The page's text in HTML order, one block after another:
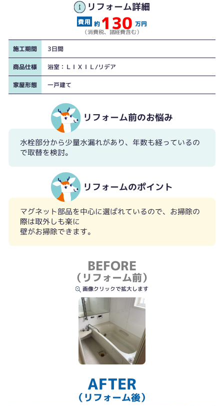
リフォーム詳細
約 130 万円
（消費税、諸経費含む）
施工期間 3日間
商品仕様 浴室：ＬＩＸＩＬ/リデア
家屋形態 一戸建て
リフォーム前のお悩み
水栓部分から少量水漏れがあり、年数も経っているの
で取替を検討。
リフォームのポイント
マグネット部品を中心に選ばれているので、お掃除の
際は取外しも楽に
壁がお掃除できます。
BEFORE
（リフォーム前）
画像クリックで拡大します
AFTER
（リフォーム後）